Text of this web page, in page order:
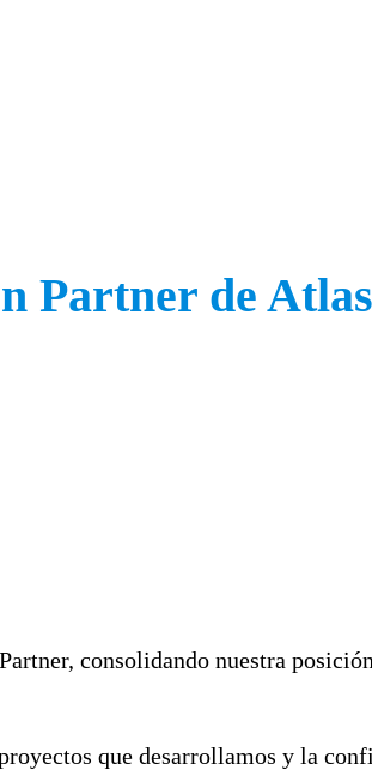
Partner de
consolidando nuestra
que desarrollamos y la